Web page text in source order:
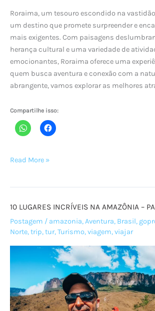
Roraima, um tesouro escondido na
um destino que promete surpreender e
mais exigentes. Com paisagens
herança cultural e uma variedade de
emocionantes, Roraima oferece uma
quem busca aventura e conexão com a
abrangente, vamos explorar as melhores
Compartilhe isso:
VEM
Read More »
10 LUGARES INCRÍVEIS NA AMAZÔNIA –
Postagem / amazonia,Aventura, Brasil,
Norte,trip,tur,Turismo,viagem,viajar